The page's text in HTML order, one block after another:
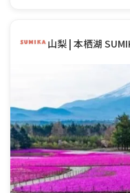
山梨 | 本栖湖